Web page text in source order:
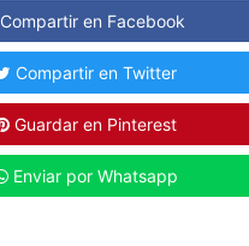
Compartir en Facebook
Compartir en Twitter
Guardar en Pinterest
Enviar por Whatsapp